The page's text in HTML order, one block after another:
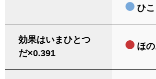
ひこ
効果はいまひとつ
だ×0.391
ほ